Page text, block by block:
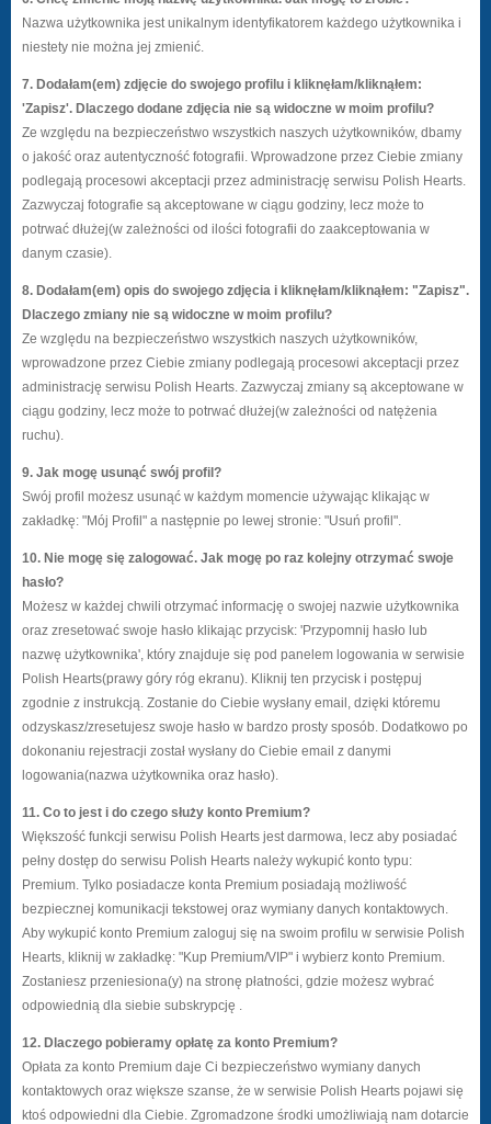
Nazwa użytkownika jest unikalnym identyfikatorem każdego użytkownika i
niestety nie można jej zmienić.
7. Dodałam(em) zdjęcie do swojego profilu i kliknęłam/kliknąłem:
'Zapisz'. Dlaczego dodane zdjęcia nie są widoczne w moim profilu?
Ze względu na bezpieczeństwo wszystkich naszych użytkowników, dbamy
o jakość oraz autentyczność fotografii. Wprowadzone przez Ciebie zmiany
podlegają procesowi akceptacji przez administrację serwisu Polish Hearts.
Zazwyczaj fotografie są akceptowane w ciągu godziny, lecz może to
potrwać dłużej(w zależności od ilości fotografii do zaakceptowania w
danym czasie).
8. Dodałam(em) opis do swojego zdjęcia i kliknęłam/kliknąłem: "Zapisz".
Dlaczego zmiany nie są widoczne w moim profilu?
Ze względu na bezpieczeństwo wszystkich naszych użytkowników,
wprowadzone przez Ciebie zmiany podlegają procesowi akceptacji przez
administrację serwisu Polish Hearts. Zazwyczaj zmiany są akceptowane w
ciągu godziny, lecz może to potrwać dłużej(w zależności od natężenia
ruchu).
9. Jak mogę usunąć swój profil?
Swój profil możesz usunąć w każdym momencie używając klikając w
zakładkę: "Mój Profil" a następnie po lewej stronie: "Usuń profil".
10. Nie mogę się zalogować. Jak mogę po raz kolejny otrzymać swoje
hasło?
Możesz w każdej chwili otrzymać informację o swojej nazwie użytkownika
oraz zresetować swoje hasło klikając przycisk: 'Przypomnij hasło lub
nazwę użytkownika', który znajduje się pod panelem logowania w serwisie
Polish Hearts(prawy góry róg ekranu). Kliknij ten przycisk i postępuj
zgodnie z instrukcją. Zostanie do Ciebie wysłany email, dzięki któremu
odzyskasz/zresetujesz swoje hasło w bardzo prosty sposób. Dodatkowo po
dokonaniu rejestracji został wysłany do Ciebie email z danymi
logowania(nazwa użytkownika oraz hasło).
11. Co to jest i do czego służy konto Premium?
Większość funkcji serwisu Polish Hearts jest darmowa, lecz aby posiadać
pełny dostęp do serwisu Polish Hearts należy wykupić konto typu:
Premium. Tylko posiadacze konta Premium posiadają możliwość
bezpiecznej komunikacji tekstowej oraz wymiany danych kontaktowych.
Aby wykupić konto Premium zaloguj się na swoim profilu w serwisie Polish
Hearts, kliknij w zakładkę: "Kup Premium/VIP" i wybierz konto Premium.
Zostaniesz przeniesiona(y) na stronę płatności, gdzie możesz wybrać
odpowiednią dla siebie subskrypcję .
12. Dlaczego pobieramy opłatę za konto Premium?
Opłata za konto Premium daje Ci bezpieczeństwo wymiany danych
kontaktowych oraz większe szanse, że w serwisie Polish Hearts pojawi się
ktoś odpowiedni dla Ciebie. Zgromadzone środki umożliwiają nam dotarcie